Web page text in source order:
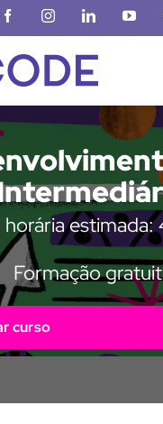
FacebookInstagramLinkedIn
horária estimada:
Formação
curso